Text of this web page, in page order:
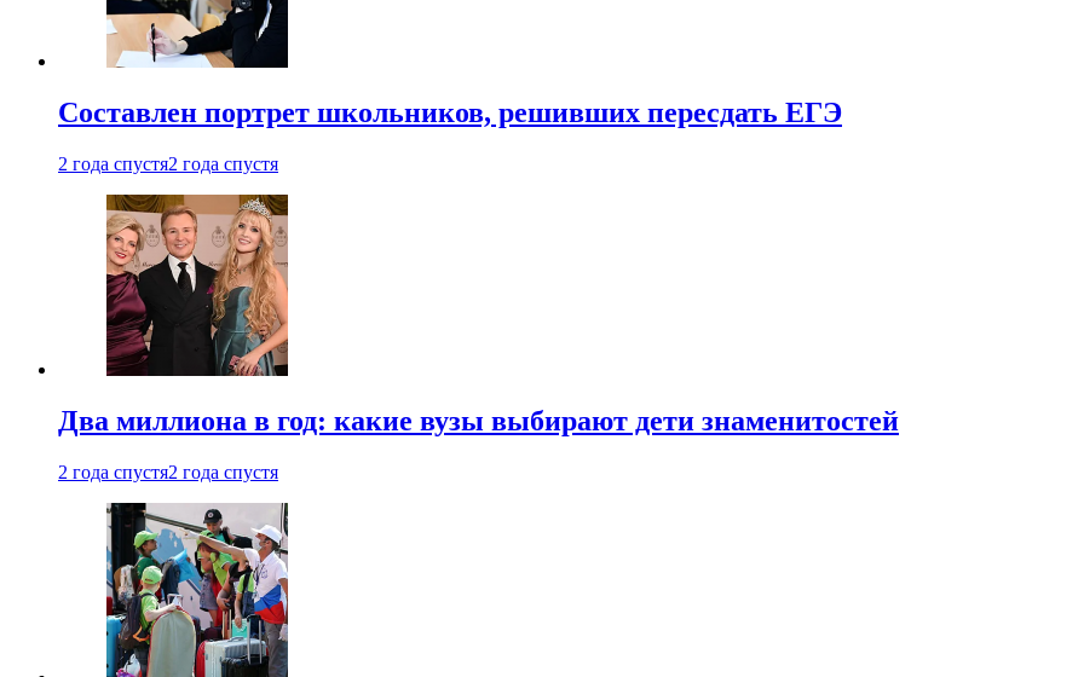
Составлен портрет школьников, решивших пересдать ЕГЭ
2 года спустя2 года спустя
Два миллиона в год: какие вузы выбирают дети знаменитостей
2 года спустя2 года спустя